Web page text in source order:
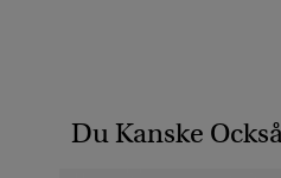
Du Kanske